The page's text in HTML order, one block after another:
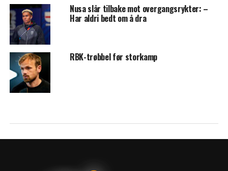
Nusa slår tilbake mot overgangsrykter: –
Har aldri bedt om å dra
RBK-trøbbel før storkamp